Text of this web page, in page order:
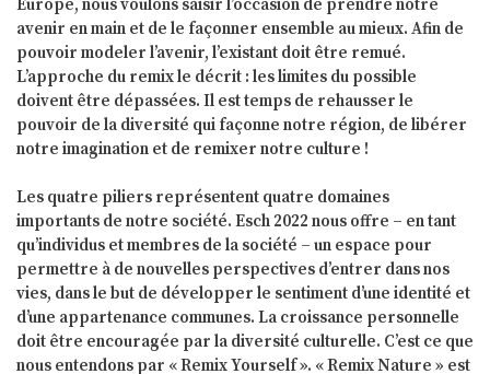
Europe, nous voulons saisir l’occasion de prendre notre
avenir en main et de le façonner ensemble au mieux. Afin de
pouvoir modeler l’avenir, l’existant doit être remué.
L’approche du remix le décrit : les limites du possible
doivent être dépassées. Il est temps de rehausser le
pouvoir de la diversité qui façonne notre région, de libérer
notre imagination et de remixer notre culture !
Les quatre piliers représentent quatre domaines
importants de notre société. Esch 2022 nous offre – en tant
qu’individus et membres de la société – un espace pour
permettre à de nouvelles perspectives d’entrer dans nos
vies, dans le but de développer le sentiment d’une identité et
d’une appartenance communes. La croissance personnelle
doit être encouragée par la diversité culturelle. C’est ce que
nous entendons par « Remix Yourself ». « Remix Nature » est